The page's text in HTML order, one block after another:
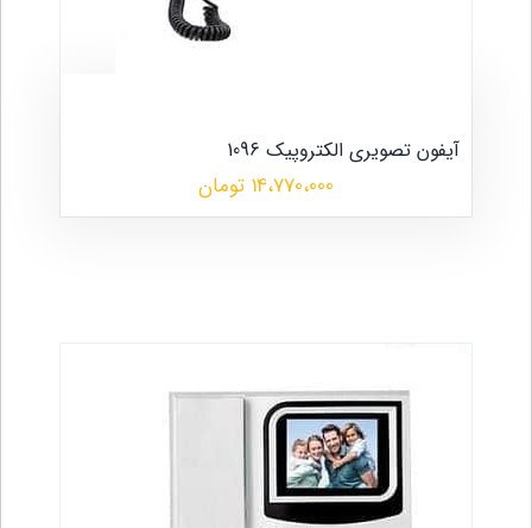
آیفون تصویری الکتروپیک 1096
14،770،000 تومان